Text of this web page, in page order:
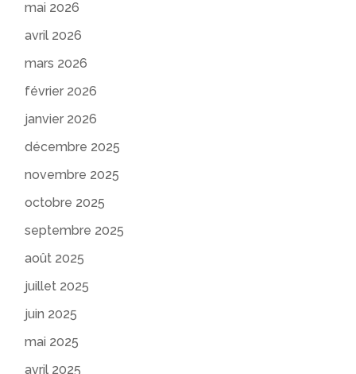
mai 2026
avril 2026
mars 2026
février 2026
janvier 2026
décembre 2025
novembre 2025
octobre 2025
septembre 2025
août 2025
juillet 2025
juin 2025
mai 2025
avril 2025